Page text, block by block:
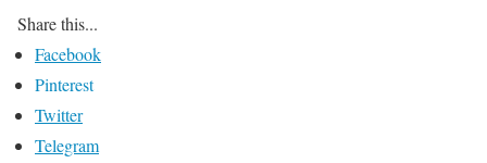
Share this...
Facebook
Pinterest
Twitter
Telegram